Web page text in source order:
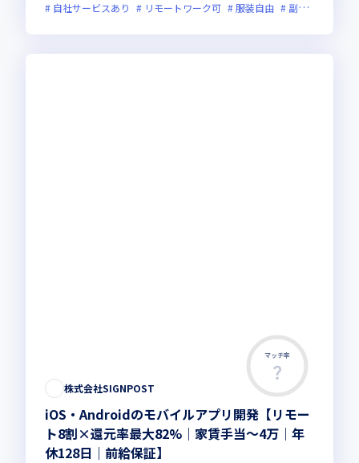
自社サービスあり
リモートワーク可 服装自由 副業可
マッチ率
株式会社SIGNPOST
iOS・Androidのモバイルアプリ開発【リモー
ト8割×還元率最大82%｜家賃手当～4万｜年
休128日｜前給保証】